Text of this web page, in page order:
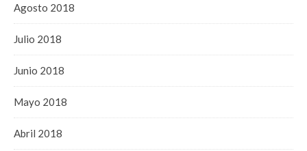
Agosto 2018
Julio 2018
Junio 2018
Mayo 2018
Abril 2018